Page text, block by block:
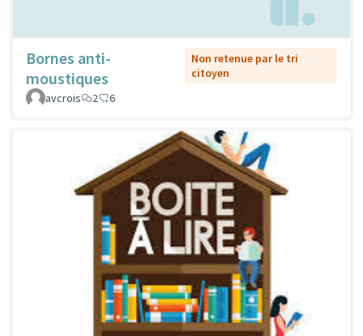
Bornes anti-
moustiques
Non retenue par le tri
citoyen
avcrois
2 6